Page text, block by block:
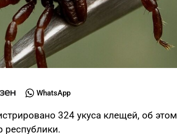
WhatsApp
324 укуса клещей, об этом
республики.